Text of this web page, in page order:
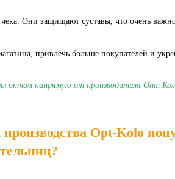
чека. Они защищают суставы, что очень
привлечь больше покупателей и
оптом напрямую от производителя Опт
Opt-Kolo